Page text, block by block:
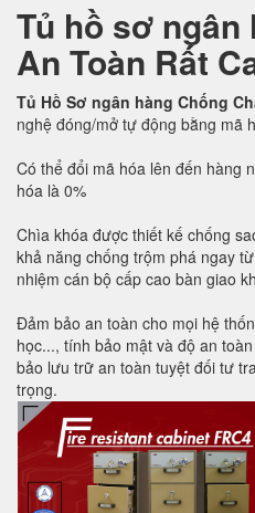
Tủ hồ sơ
An Toàn Rất
Tủ Hồ Sơ ngân hàng Chống
nghệ đóng/mở tự động bằng mã
Có thể đổi mã hóa lên đến hàng
hóa là 0%
Chìa khóa được thiết kế chống
khả năng chống trộm phá ngay
nhiệm cán bộ cấp cao bàn giao
Đảm bảo an toàn cho mọi hệ
học..., tính bảo mật và độ an
bảo lưu trữ an toàn tuyệt đối tư
trọng.